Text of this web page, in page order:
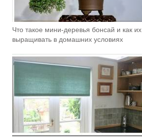
Что такое мини-деревья бонсай и как их
выращивать в домашних условиях